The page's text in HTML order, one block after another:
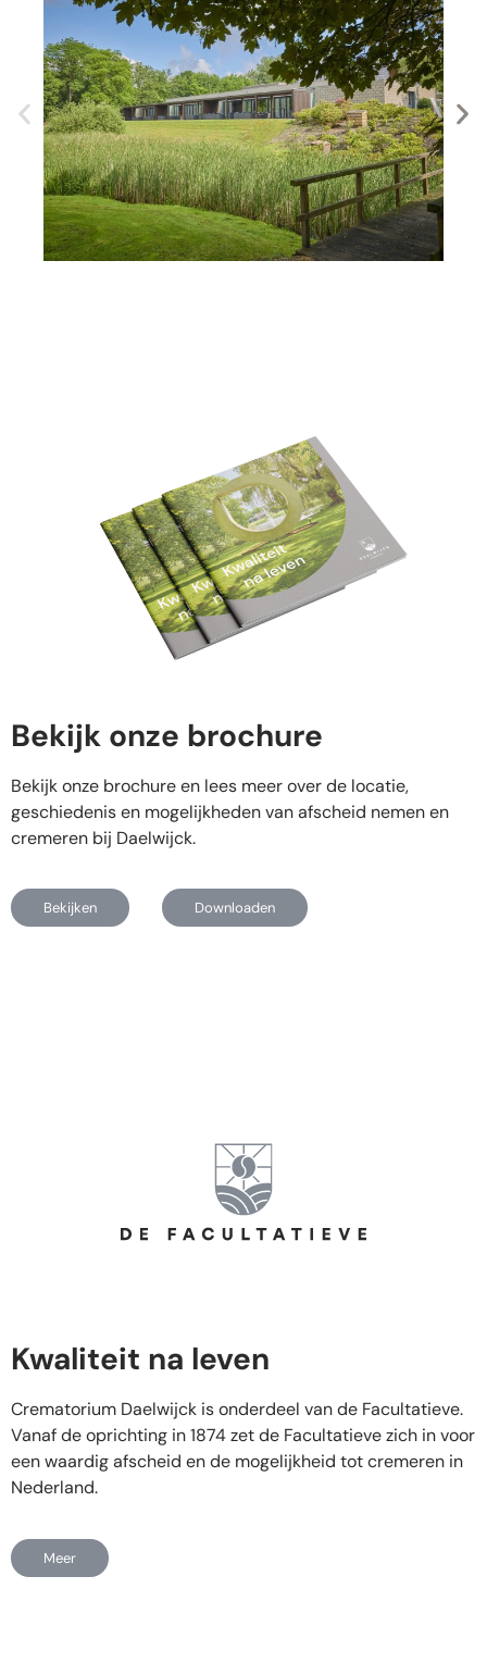
Bekijk onze brochure
Bekijk onze brochure en lees meer over de locatie,
geschiedenis en mogelijkheden van afscheid nemen en
cremeren bij Daelwijck.
Bekijken Downloaden
Kwaliteit na leven
Crematorium Daelwijck is onderdeel van de Facultatieve.
Vanaf de oprichting in 1874 zet de Facultatieve zich in voor
een waardig afscheid en de mogelijkheid tot cremeren in
Nederland.
Meer